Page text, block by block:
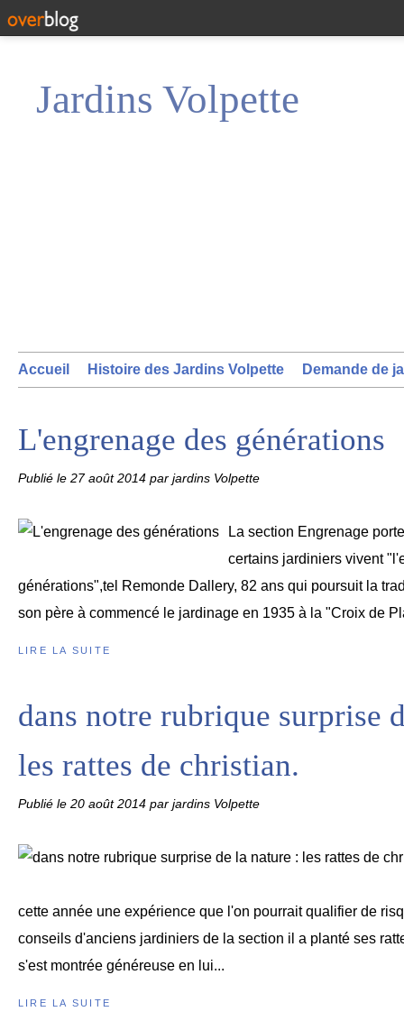
Jardins Volpette
Accueil Histoire des Jardins Volpette Demande de
L'engrenage des générations
Publié le 27 août 2014 par jardins Volpette
La section Engrenage
certains jardiniers vivent
générations",tel Remonde Dallery, 82 ans qui poursuit la
son père à commencé le jardinage en 1935 à la "Croix de
LIRE LA SUITE
dans notre rubrique surprise
les rattes de christian.
Publié le 20 août 2014 par jardins Volpette
cette année une expérience que l'on pourrait qualifier de
conseils d'anciens jardiniers de la section il a planté ses
s'est montrée généreuse en lui...
LIRE LA SUITE